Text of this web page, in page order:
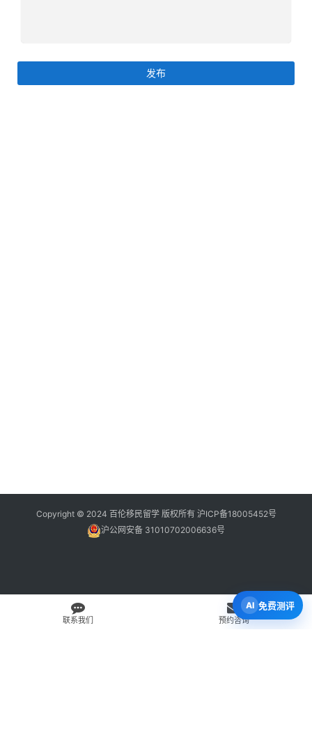
Copyright © 2024 百伦移民留学 版权所有 沪ICP备18005452号
沪公网安备 31010702006636号
联系我们 预约咨询
免费测评